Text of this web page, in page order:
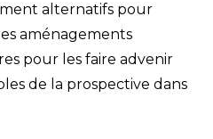
alternatifs pour
aménagements
pour les faire advenir
de la prospective dans